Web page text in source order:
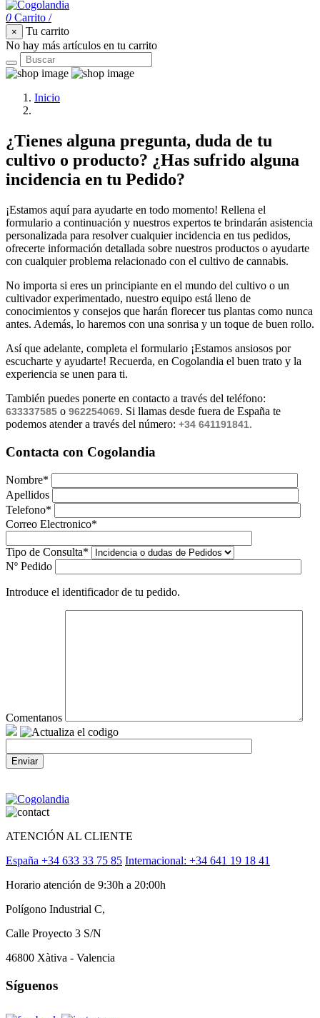
0 Carrito /
×
Tu carrito
No hay más artículos en tu carrito
Inicio
¿Tienes alguna pregunta, duda de tu
cultivo o producto? ¿Has sufrido alguna
incidencia en tu Pedido?
¡Estamos aquí para ayudarte en todo momento! Rellena el
formulario a continuación y nuestros expertos te brindarán asistencia
personalizada para resolver cualquier incidencia en tus pedidos,
ofrecerte información detallada sobre nuestros productos o ayudarte
con cualquier problema relacionado con el cultivo de cannabis.
No importa si eres un principiante en el mundo del cultivo o un
cultivador experimentado, nuestro equipo está lleno de
conocimientos y consejos que harán florecer tus plantas como nunca
antes. Además, lo haremos con una sonrisa y un toque de buen rollo.
Así que adelante, completa el formulario ¡Estamos ansiosos por
escucharte y ayudarte! Recuerda, en Cogolandia el buen trato y la
experiencia se unen para ti.
También puedes ponerte en contacto a través del teléfono:
633337585 o 962254069. Si llamas desde fuera de España te
podemos atender a través del número: +34 641191841.
Contacta con Cogolandia
Nombre*
Apellidos
Telefono*
Correo Electronico*
Tipo de Consulta*
Nº Pedido
Introduce el identificador de tu pedido.
Comentanos
ATENCIÓN AL CLIENTE
España +34 633 33 75 85 Internacional: +34 641 19 18 41
Horario atención de 9:30h a 20:00h
Polígono Industrial C,
Calle Proyecto 3 S/N
46800 Xàtiva - Valencia
Síguenos